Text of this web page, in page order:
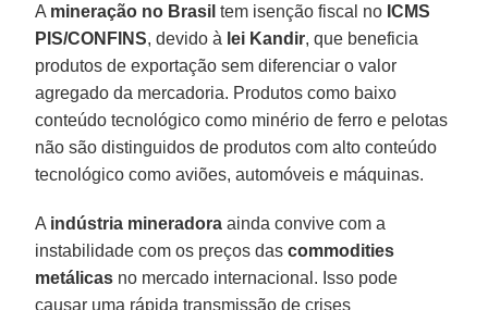
A mineração no Brasil tem isenção fiscal no ICMS
PIS/CONFINS, devido à lei Kandir, que beneficia
produtos de exportação sem diferenciar o valor
agregado da mercadoria. Produtos como baixo
conteúdo tecnológico como minério de ferro e pelotas
não são distinguidos de produtos com alto conteúdo
tecnológico como aviões, automóveis e máquinas.
A indústria mineradora ainda convive com a
instabilidade com os preços dascommodities
metálicas no mercado internacional. Isso pode
causar uma rápida transmissão de crises